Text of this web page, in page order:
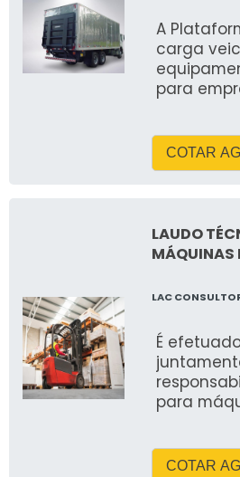
A
carga
para
COTAR
LAUDO
MÁQUINAS
LAC
É
para
COTAR